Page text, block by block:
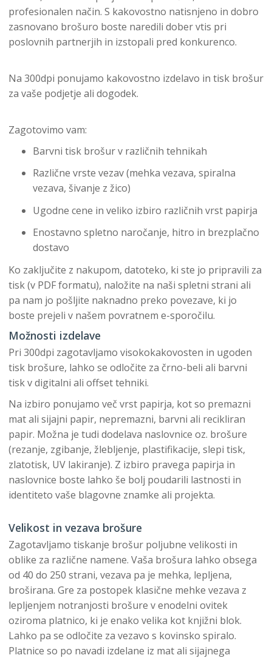
profesionalen način. S kakovostno natisnjeno in dobro
zasnovano brošuro boste naredili dober vtis pri
poslovnih partnerjih in izstopali pred konkurenco.
Na 300dpi ponujamo kakovostno izdelavo in tisk brošur
za vaše podjetje ali dogodek.
Zagotovimo vam:
Barvni tisk brošur v različnih tehnikah
Različne vrste vezav (mehka vezava, spiralna
vezava, šivanje z žico)
Ugodne cene in veliko izbiro različnih vrst papirja
Enostavno spletno naročanje, hitro in brezplačno
dostavo
Ko zaključite z nakupom, datoteko, ki ste jo pripravili za
tisk (v PDF formatu), naložite na naši spletni strani ali
pa nam jo pošljite naknadno preko povezave, ki jo
boste prejeli v našem povratnem e-sporočilu.
Možnosti izdelave
Pri 300dpi zagotavljamo visokokakovosten in ugoden
tisk brošure, lahko se odločite za črno-beli ali barvni
tisk v digitalni ali offset tehniki.
Na izbiro ponujamo več vrst papirja, kot so premazni
mat ali sijajni papir, nepremazni, barvni ali recikliran
papir. Možna je tudi dodelava naslovnice oz. brošure
(rezanje, zgibanje, žlebljenje, plastifikacije, slepi tisk,
zlatotisk, UV lakiranje). Z izbiro pravega papirja in
naslovnice boste lahko še bolj poudarili lastnosti in
identiteto vaše blagovne znamke ali projekta.
Velikost in vezava brošure
Zagotavljamo tiskanje brošur poljubne velikosti in
oblike za različne namene. Vaša brošura lahko obsega
od 40 do 250 strani, vezava pa je mehka, lepljena,
broširana. Gre za postopek klasične mehke vezava z
lepljenjem notranjosti brošure v enodelni ovitek
oziroma platnico, ki je enako velika kot knjižni blok.
Lahko pa se odločite za vezavo s kovinsko spiralo.
Platnice so po navadi izdelane iz mat ali sijajnega